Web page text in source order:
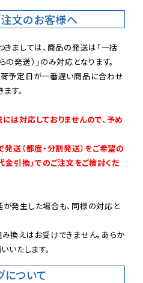
文のお客様へ
きましては、商品の発送は「一括
発送）」のみ対応となります。
予定日が一番遅い商品に合わせ
す。
は対応しておりませんので、予め
送（都度・分割発送）をご希望の
金引換」でのご注文をご検討くだ
発生した場合も、同様の対応と
換えはお受けできません。あらか
いたします。
について